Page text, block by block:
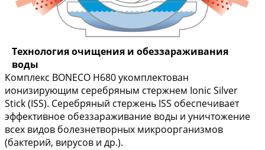
Технология очищения и обеззараживания
воды
Комплекс BONECO H680 укомплектован
ионизирующим серебряным стержнем Ionic Silver
Stick (ISS). Серебряный стержень ISS обеспечивает
эффективное обеззараживание воды и уничтожение
всех видов болезнетворных микроорганизмов
(бактерий, вирусов и др.).